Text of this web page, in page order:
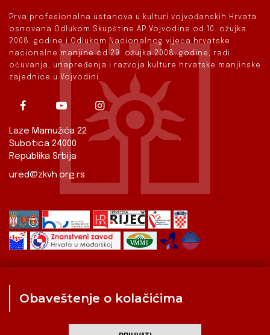
Prva profesionalna ustanova u kulturi vojvođanskih Hrvata
osnovana Odlukom Skupštine AP Vojvodine od 10. ožujka
2008. godine i Odlukom Nacionalnog vijeća hrvatske
nacionalne manjine od 29. ožujka 2008. godine, radi
očuvanja, unapređenja i razvoja kulture hrvatske manjinske
zajednice u Vojvodini.
Laze Mamužića 22
Subotica 24000
Republika Srbija
ured@zkvh.org.rs
Obaveštenje o kolačićima